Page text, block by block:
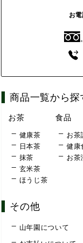
お
商品一覧から探
お茶
健康茶
日本茶
抹茶
玄米茶
ほうじ茶
食品
お茶
健康
お茶
その他
山年園について